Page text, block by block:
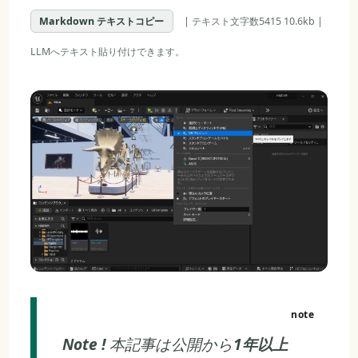
Markdown テキストコピー | テキスト文字数5415 10.6kb |
LLMへテキスト貼り付けできます。
Note !本記事は公開から1年以上